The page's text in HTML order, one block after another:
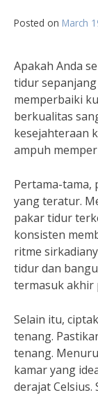
Posted on March
Apakah Anda
tidur
memperbaiki
berkualitas
kesejahteraan
ampuh
Pertama-tama,
yang teratur.
pakar tidur
konsisten
ritme
tidur dan
termasuk akhir
Selain itu,
tenang.
tenang.
kamar yang
derajat